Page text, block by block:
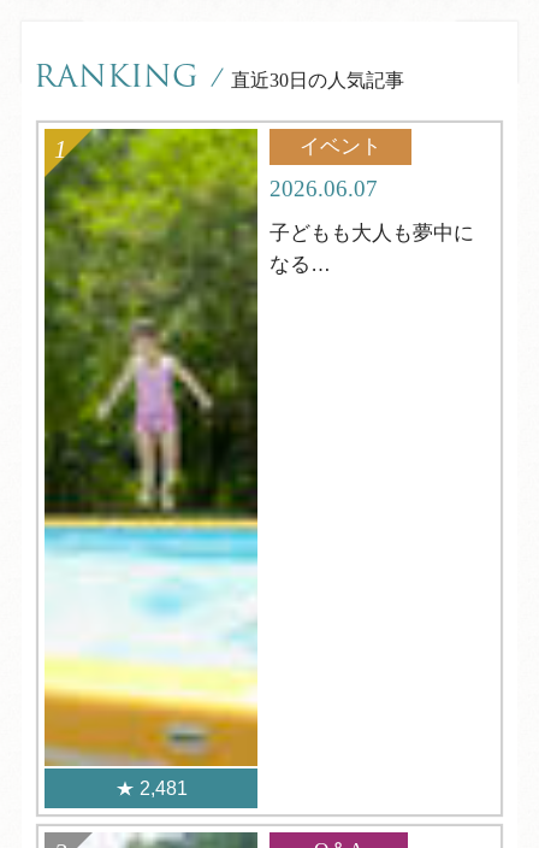
RANKING / 直近30日の人気記事
2,481
イベント
2026.06.07
子どもも大人も夢中に
なる